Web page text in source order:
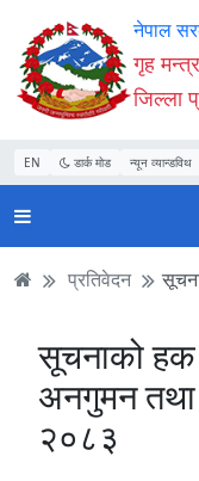
Accessibility
Mode
सुरु
गर्नुहोस्
सामाग्री
पढ्नुहाेस्
नेभिगेसन
पढ्नुहाेस्
वेबसाइट
खोजमा
जानुहोस्
नेपाल
गृह
जिल्ला
EN डार्क मोड न्यून व्यान्डविथ
प्रतिवेदन
सूचनाको हक
अनगुमन तथा
२०८३